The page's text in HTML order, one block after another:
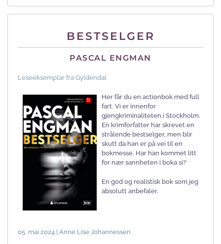
BESTSELGER
PASCAL ENGMAN
Leseeksemplar fra Gyldendal
Her får du en actionbok med full
fart. Vi er innenfor
gjengkriminaliteten i Stockholm.
En krimforfatter har skrevet en
strålende bestselger, men blir
skutt da han er på vei til en
bokmesse. Har han kommet litt
for nær sannheten i boka si?
En god og realistisk bok som jeg
absolutt anbefaler.
05. mai 2024 | Anne Lise Johannessen